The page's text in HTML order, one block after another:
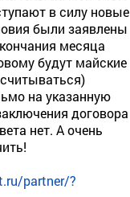
в силу новые
были заявлены
месяца
будут майские
на указанную
договора
нет. А очень
partner/?